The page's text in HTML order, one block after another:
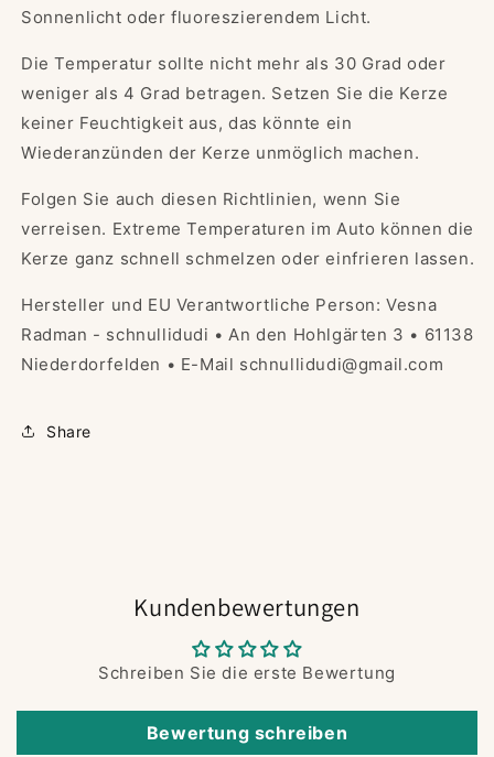
Sonnenlicht oder fluoreszierendem Licht.
Die Temperatur sollte nicht mehr als 30 Grad oder
weniger als 4 Grad betragen. Setzen Sie die Kerze
keiner Feuchtigkeit aus, das könnte ein
Wiederanzünden der Kerze unmöglich machen.
Folgen Sie auch diesen Richtlinien, wenn Sie
verreisen. Extreme Temperaturen im Auto können die
Kerze ganz schnell schmelzen oder einfrieren lassen.
Hersteller und EU Verantwortliche Person: Vesna
Radman - schnullidudi • An den Hohlgärten 3 • 61138
Niederdorfelden • E-Mail schnullidudi@gmail.com
Share
Kundenbewertungen
Schreiben Sie die erste Bewertung
Bewertung schreiben